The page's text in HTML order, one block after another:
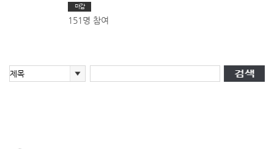
마감
151명 참여